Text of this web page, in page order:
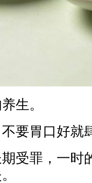
生。
要胃口好就
受罪，一时